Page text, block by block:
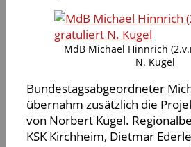
MdB Michael Hinnrich
N. Kugel
Bundestagsabgeordneter
übernahm zusätzlich die
von Norbert Kugel.
KSK Kirchheim, Dietmar